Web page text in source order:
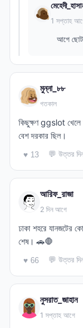
1 সপ্তাহ
আগে ছোট
মুন্না_৮৮
গতকাল
কিছুক্ষণ ggslot খেলে
বেশ দরকার ছিল।
♥ 13 💬 উত্তর
আরিফ_রাজা
2 দিন আগে
ঢাকা শহরে যানজটের
শেষ। 🚗🛑
♥ 66 💬 উত্তর
নুসরাত_জাহান
1 সপ্তাহ আগে